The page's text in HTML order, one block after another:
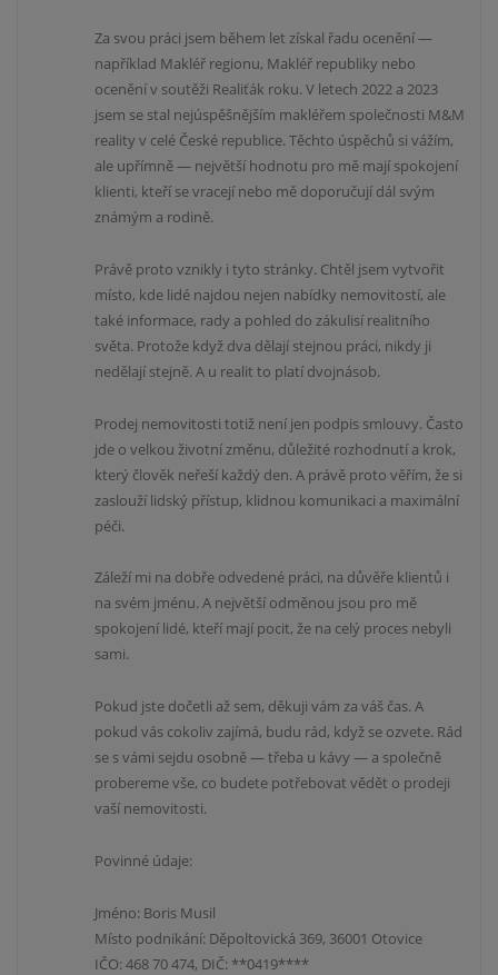
Za svou práci jsem během let získal řadu ocenění —
například Makléř regionu, Makléř republiky nebo
ocenění v soutěži Realiťák roku. V letech 2022 a 2023
jsem se stal nejúspěšnějším makléřem společnosti M&M
reality v celé České republice. Těchto úspěchů si vážím,
ale upřímně — největší hodnotu pro mě mají spokojení
klienti, kteří se vracejí nebo mě doporučují dál svým
známým a rodině.
Právě proto vznikly i tyto stránky. Chtěl jsem vytvořit
místo, kde lidé najdou nejen nabídky nemovitostí, ale
také informace, rady a pohled do zákulisí realitního
světa. Protože když dva dělají stejnou práci, nikdy ji
nedělají stejně. A u realit to platí dvojnásob.
Prodej nemovitosti totiž není jen podpis smlouvy. Často
jde o velkou životní změnu, důležité rozhodnutí a krok,
který člověk neřeší každý den. A právě proto věřím, že si
zaslouží lidský přístup, klidnou komunikaci a maximální
péči.
Záleží mi na dobře odvedené práci, na důvěře klientů i
na svém jménu. A největší odměnou jsou pro mě
spokojení lidé, kteří mají pocit, že na celý proces nebyli
sami.
Pokud jste dočetli až sem, děkuji vám za váš čas. A
pokud vás cokoliv zajímá, budu rád, když se ozvete. Rád
se s vámi sejdu osobně — třeba u kávy — a společně
probereme vše, co budete potřebovat vědět o prodeji
vaší nemovitosti.
Povinné údaje:
Jméno: Boris Musil
Místo podnikání: Děpoltovická 369, 36001 Otovice
IČO: 468 70 474, DIČ: **0419****